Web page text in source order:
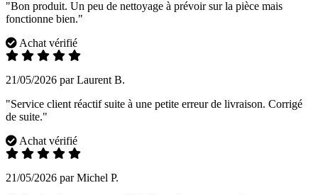
"Bon produit. Un peu de nettoyage à prévoir sur la pièce mais
fonctionne bien."
Achat vérifié
21/05/2026 par Laurent B.
"Service client réactif suite à une petite erreur de livraison. Corrigé
de suite."
Achat vérifié
21/05/2026 par Michel P.